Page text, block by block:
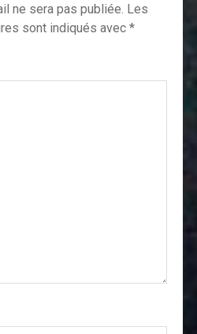
ne sera pas publiée. Les
sont indiqués avec *